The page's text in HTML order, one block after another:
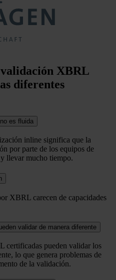
XBRL
diferentes
es fluida
inline significa que la
por parte de los equipos de
llevar mucho tiempo.
XBRL carecen de capacidades
validar de manera diferente
certificadas pueden validar los
lo que genera problemas de
de la validación.